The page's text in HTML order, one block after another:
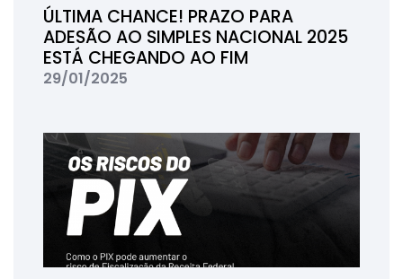
ÚLTIMA CHANCE! PRAZO PARA
ADESÃO AO SIMPLES NACIONAL 2025
ESTÁ CHEGANDO AO FIM
29/01/2025